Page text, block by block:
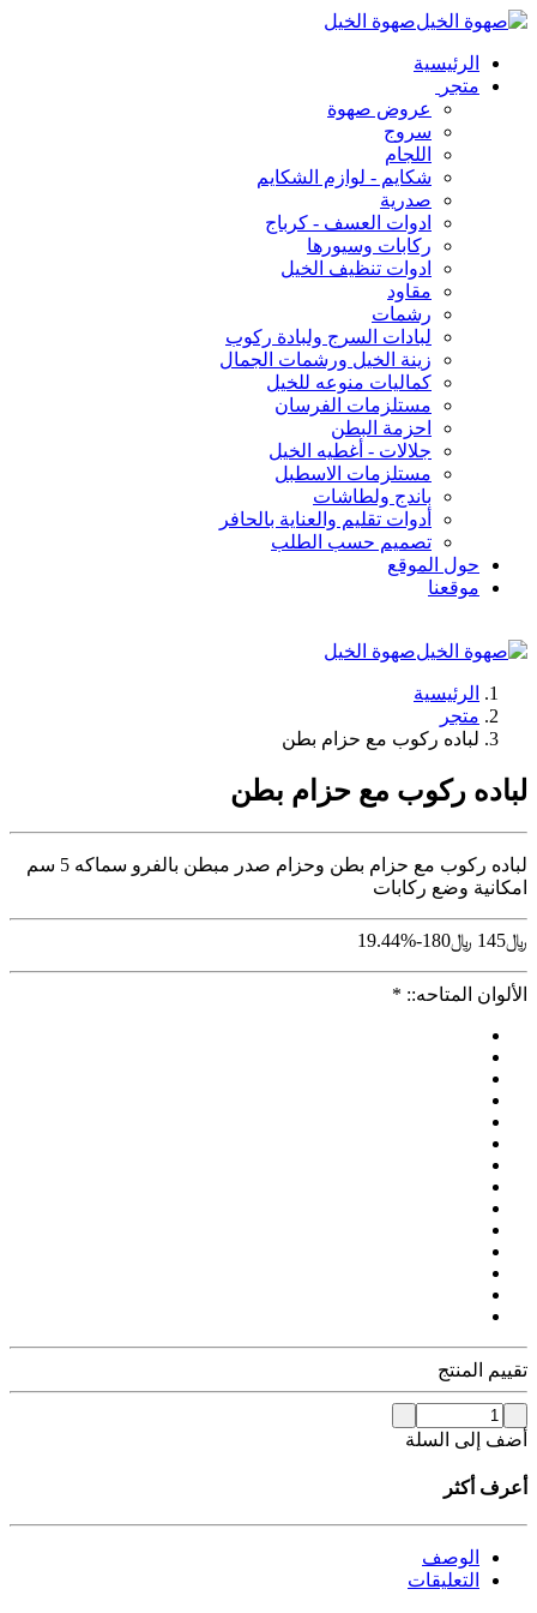
صهوة الخيل
الرئيسية
متجر
عروض صهوة
سروج
اللجام
شكايم - لوازم الشكايم
صدرية
ادوات العسف - كرباج
ركابات وسيورها
ادوات تنظيف الخيل
مقاود
رشمات
لبادات السرج ولبادة ركوب
زينة الخيل ورشمات الجمال
كماليات منوعه للخيل
مستلزمات الفرسان
احزمة البطن
جلالات - أغطيه الخيل
مستلزمات الاسطبل
باندج ولطاشات
أدوات تقليم والعناية بالحافر
تصميم حسب الطلب
حول الموقع
موقعنا
صهوة الخيل
الرئيسية
متجر
لباده ركوب مع حزام بطن
لباده ركوب مع حزام بطن
لباده ركوب مع حزام بطن وحزام صدر مبطن بالفرو سماكه 5 سم
امكانية وضع ركابات
﷼145 ﷼180
-19.44%
الألوان المتاحه:: *
تقييم المنتج
أضف إلى السلة
أعرف أكثر
الوصف
التعليقات